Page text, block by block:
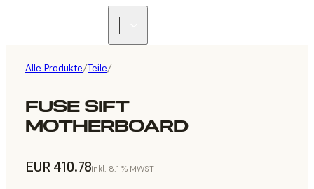
Alle Produkte/Teile/
FUSE SIFT
MOTHERBOARD
EUR 410.78inkl. 8.1 % MWST